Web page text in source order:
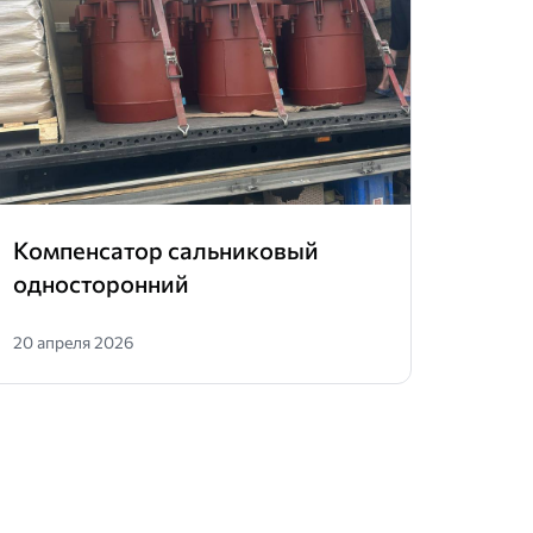
Компенсатор сальниковый
односторонний
20 апреля 2026